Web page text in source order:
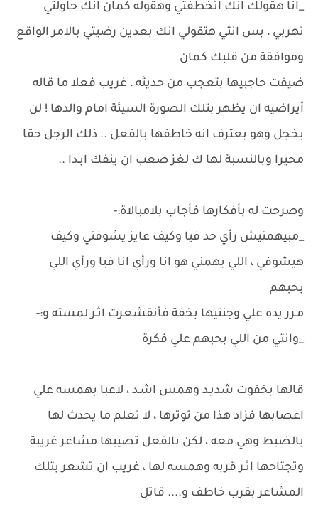
_انا هقولك انك اتخطفتي وهقوله كمان انك حاولتي
تهربي ، بس انتي هتقولي انك بعدين رضيتي بالامر الواقع
وموافقة من قلبك كمان
ضيقت حاجبيها بتعجب من حديثه ، غريب فعلا ما قاله
أيراضيه ان يظهر بتلك الصورة السيئة امام والدها ! لن
يخجل وهو يعترف انه خاطفها بالفعل .. ذلك الرجل حقا
محيرا وبالنسبة لها ك لغز صعب ان ينفك ابـدا ..
وصرحت له بأفكارها فأجاب بلامبالاة:-
_مبيهمنيش رأي حد فيا وكيف عايز يشوفني وكيف
هيشوفي ، اللي يهمني هو انا ورأي انا فيا ورأي اللي
بحبهم
مـرر يده علي وجنتيها بخفة فأنقشعرت اثـر لمسته و:-
_وانتي من اللي بحبهم علي فكرة
قالها بخفوت شديـد وهمس اشـد ، لاعبا بهمسه علي
اعصابها فزاد هذا من توترها ، لا تعلم ما يحدث لها
بالضبط وهي معه ، لكن بالفعل تصيبها مشاعر غريبة
وتجتاحها اثـر قربه وهمسه لها ، غريب ان تشعر بتلك
المشاعر بقرب خاطف و.... قاتل